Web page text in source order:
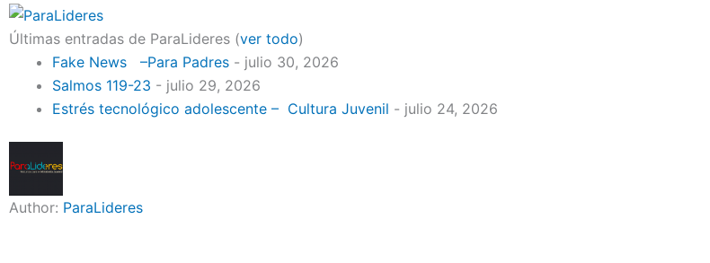
Últimas entradas de ParaLideres (ver todo)
Fake News –Para Padres - julio 30, 2026
Salmos 119-23 - julio 29, 2026
Estrés tecnológico adolescente – Cultura Juvenil - julio 24, 2026
Author: ParaLideres